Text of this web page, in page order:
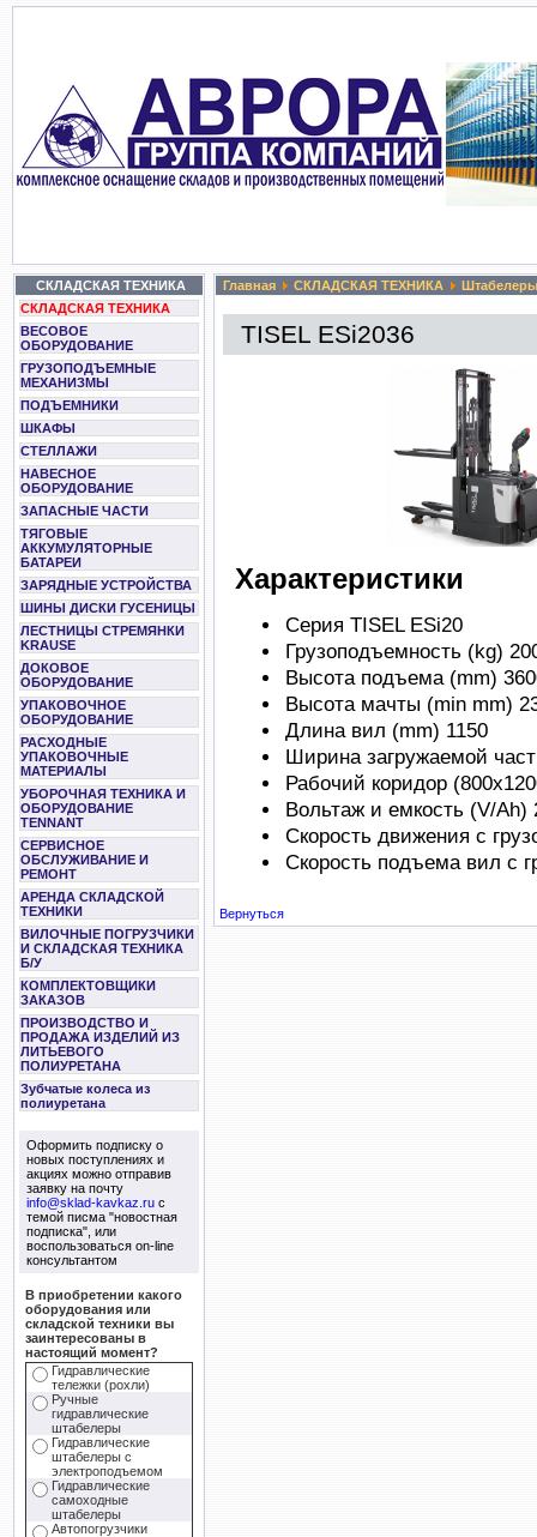
СКЛАДСКАЯ ТЕХНИКА
СКЛАДСКАЯ ТЕХНИКА
ВЕСОВОЕ
ОБОРУДОВАНИЕ
ГРУЗОПОДЪЕМНЫЕ
МЕХАНИЗМЫ
ПОДЪЕМНИКИ
ШКАФЫ
СТЕЛЛАЖИ
НАВЕСНОЕ
ОБОРУДОВАНИЕ
ЗАПАСНЫЕ ЧАСТИ
ТЯГОВЫЕ
АККУМУЛЯТОРНЫЕ
БАТАРЕИ
ЗАРЯДНЫЕ УСТРОЙСТВА
ШИНЫ ДИСКИ ГУСЕНИЦЫ
ЛЕСТНИЦЫ СТРЕМЯНКИ
KRAUSE
ДОКОВОЕ
ОБОРУДОВАНИЕ
УПАКОВОЧНОЕ
ОБОРУДОВАНИЕ
РАСХОДНЫЕ
УПАКОВОЧНЫЕ
МАТЕРИАЛЫ
УБОРОЧНАЯ ТЕХНИКА И
ОБОРУДОВАНИЕ
TENNANT
СЕРВИСНОЕ
ОБСЛУЖИВАНИЕ И
РЕМОНТ
АРЕНДА СКЛАДСКОЙ
ТЕХНИКИ
ВИЛОЧНЫЕ ПОГРУЗЧИКИ
И СКЛАДСКАЯ ТЕХНИКА
Б/У
КОМПЛЕКТОВЩИКИ
ЗАКАЗОВ
ПРОИЗВОДСТВО И
ПРОДАЖА ИЗДЕЛИЙ ИЗ
ЛИТЬЕВОГО
ПОЛИУРЕТАНА
Зубчатые колеса из
полиуретана
Оформить подписку о
новых поступлениях и
акциях можно отправив
заявку на почту
info@sklad-kavkaz.ruс
темой писма "новостная
подписка", или
воспользоваться on-line
консультантом
В приобретении какого
оборудования или
складской техники вы
заинтересованы в
настоящий момент?
Гидравлические
тележки (рохли)
Ручные
гидравлические
штабелеры
Гидравлические
штабелеры с
электроподъемом
Гидравлические
самоходные
штабелеры
Автопогрузчики
Главная СКЛАДСКАЯ ТЕХНИКА Штабелеры
TISEL ESi2036
Характеристики
Серия TISEL ESi20
Грузоподъемность (kg)
Высота подъема (mm)
Высота мачты (min mm)
Длина вил (mm) 1150
Ширина загружаемой
Рабочий коридор
Вольтаж и емкость (V/Ah)
Скорость движения с
Скорость подъема вил с
Вернуться